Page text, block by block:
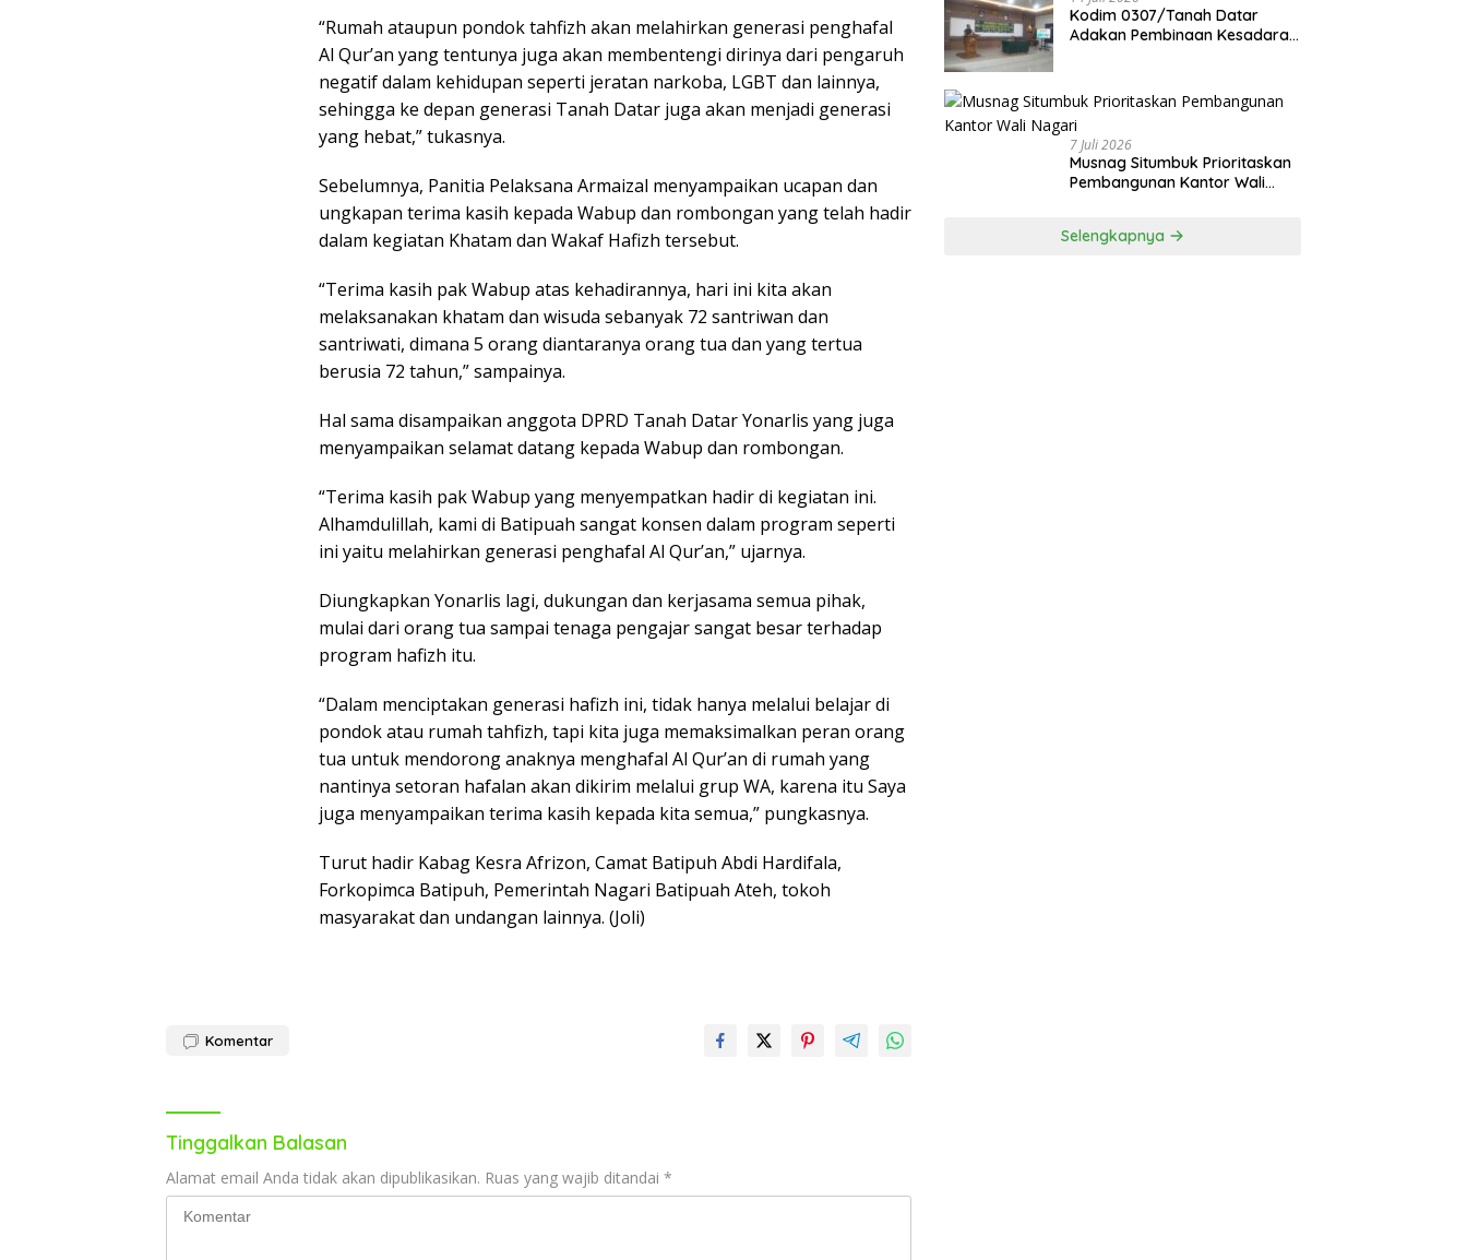
“Rumah ataupun pondok tahfizh akan melahirkan generasi penghafal
Al Qur’an yang tentunya juga akan membentengi dirinya dari pengaruh
negatif dalam kehidupan seperti jeratan narkoba, LGBT dan lainnya,
sehingga ke depan generasi Tanah Datar juga akan menjadi generasi
yang hebat,” tukasnya.
Sebelumnya, Panitia Pelaksana Armaizal menyampaikan ucapan dan
ungkapan terima kasih kepada Wabup dan rombongan yang telah hadir
dalam kegiatan Khatam dan Wakaf Hafizh tersebut.
“Terima kasih pak Wabup atas kehadirannya, hari ini kita akan
melaksanakan khatam dan wisuda sebanyak 72 santriwan dan
santriwati, dimana 5 orang diantaranya orang tua dan yang tertua
berusia 72 tahun,” sampainya.
Hal sama disampaikan anggota DPRD Tanah Datar Yonarlis yang juga
menyampaikan selamat datang kepada Wabup dan rombongan.
“Terima kasih pak Wabup yang menyempatkan hadir di kegiatan ini.
Alhamdulillah, kami di Batipuah sangat konsen dalam program seperti
ini yaitu melahirkan generasi penghafal Al Qur’an,” ujarnya.
Diungkapkan Yonarlis lagi, dukungan dan kerjasama semua pihak,
mulai dari orang tua sampai tenaga pengajar sangat besar terhadap
program hafizh itu.
“Dalam menciptakan generasi hafizh ini, tidak hanya melalui belajar di
pondok atau rumah tahfizh, tapi kita juga memaksimalkan peran orang
tua untuk mendorong anaknya menghafal Al Qur’an di rumah yang
nantinya setoran hafalan akan dikirim melalui grup WA, karena itu Saya
juga menyampaikan terima kasih kepada kita semua,” pungkasnya.
Turut hadir Kabag Kesra Afrizon, Camat Batipuh Abdi Hardifala,
Forkopimca Batipuh, Pemerintah Nagari Batipuah Ateh, tokoh
masyarakat dan undangan lainnya. (Joli)
Komentar
Tinggalkan Balasan
Alamat email Anda tidak akan dipublikasikan. Ruas yang wajib ditandai *
Kodim 0307/Tanah Datar
Adakan Pembinaan Kesadaran
7 Juli 2026
Musnag Situmbuk Prioritaskan
Pembangunan Kantor Wali
Selengkapnya